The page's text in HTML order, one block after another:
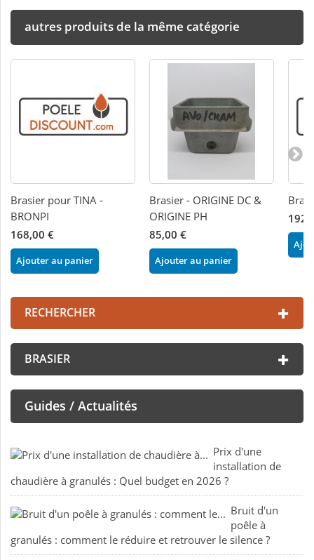
autres produits de la même catégorie
Brasier pour TINA -
BRONPI
168,00 €
Ajouter au panier
Brasier - ORIGINE DC &
ORIGINE PH
85,00 €
Ajouter au panier
RECHERCHER
BRASIER
Guides / Actualités
Prix d'une
installation de
chaudière à granulés : Quel budget en 2026 ?
Bruit d'un
poêle à
granulés : comment le réduire et retrouver le silence ?